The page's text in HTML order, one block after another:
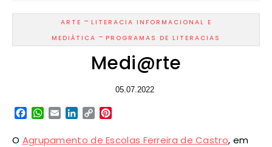
ARTE - LITERACIA INFORMACIONAL E
MEDIÁTICA - PROGRAMAS DE LITERACIAS
Medi@rte
05.07.2022
Facebook
WhatsApp
EmailLinkedIn
Copy
O Agrupamento de Escolas Ferreira de Castro, em